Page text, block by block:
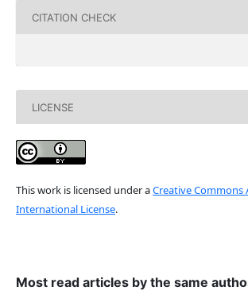
CITATION CHECK
LICENSE
This work is licensed under aCreative
International License.
Most read articles by the same